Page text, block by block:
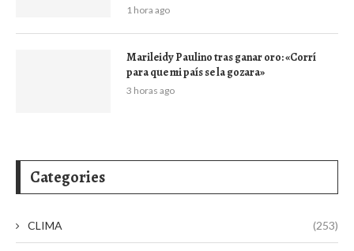
1 hora ago
Marileidy Paulino tras ganar oro: «Corrí
para que mi país se la gozara»
3 horas ago
Categories
CLIMA (253)